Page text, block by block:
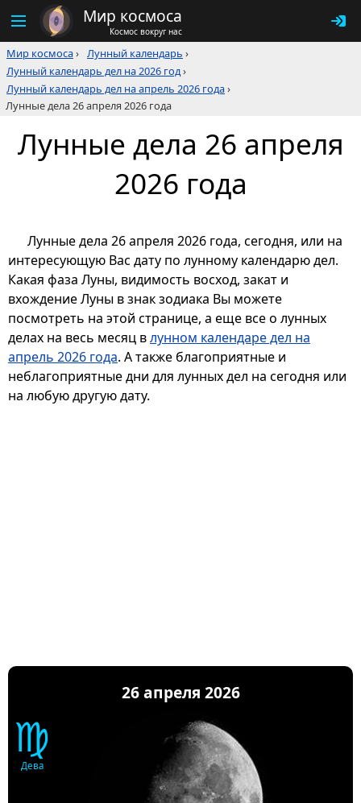
Мир космоса
Космос вокруг нас
Мир космоса› Лунный календарь ›
Лунный календарь дел на 2026 год›
Лунный календарь дел на апрель 2026 года›
Лунные дела 26 апреля 2026 года
Лунные дела 26 апреля
2026 года
Лунные дела 26 апреля 2026 года, сегодня, или на
интересующую Вас дату по лунному календарю дел.
Какая фаза Луны, видимость восход, закат и
вхождение Луны в знак зодиака Вы можете
посмотреть на этой странице, а еще все о лунных
делах на весь месяц влунном календаре дел на
апрель 2026 года. А также благоприятные и
неблагоприятные дни для лунных дел на сегодня или
на любую другую дату.
26 апреля 2026
♍
Дева